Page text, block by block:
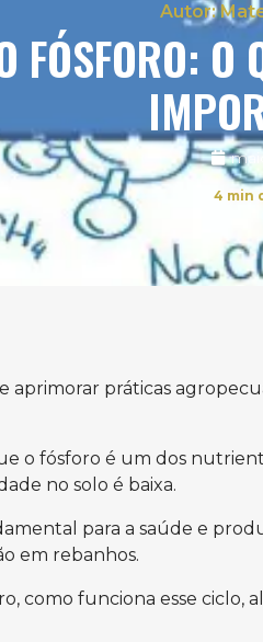
FÓSFORO: O
4 min
práticas
o fósforo é um dos
no solo é baixa.
para a saúde e
em rebanhos.
como funciona esse ciclo,